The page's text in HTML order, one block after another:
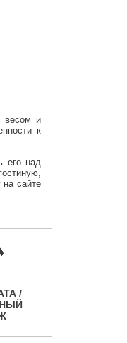
весом и
к
его над
сайте
/